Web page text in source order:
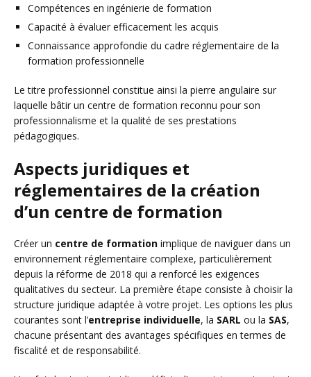
Compétences en ingénierie de formation
Capacité à évaluer efficacement les acquis
Connaissance approfondie du cadre réglementaire de la
formation professionnelle
Le titre professionnel constitue ainsi la pierre angulaire sur
laquelle bâtir un centre de formation reconnu pour son
professionnalisme et la qualité de ses prestations
pédagogiques.
Aspects juridiques et
réglementaires de la création
d’un centre de formation
Créer un centre de formation implique de naviguer dans un
environnement réglementaire complexe, particulièrement
depuis la réforme de 2018 qui a renforcé les exigences
qualitatives du secteur. La première étape consiste à choisir la
structure juridique adaptée à votre projet. Les options les plus
courantes sont l’entreprise individuelle, la SARL ou la SAS,
chacune présentant des avantages spécifiques en termes de
fiscalité et de responsabilité.